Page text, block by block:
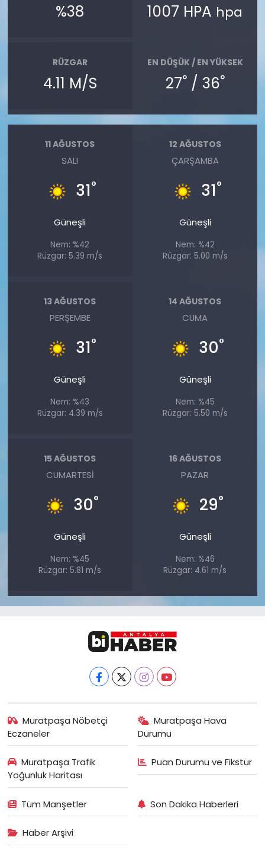
%38 1007 HPA hpa
RÜZGAR
4.11 M/S
EN DÜŞÜK / EN YÜKSEK
27°/ 36°
11 AĞUSTOS
SALI
31°
Güneşli
Nem: %42
Rüzgar: 5.39 m/s
12 AĞUSTOS
ÇARŞAMBA
31°
Güneşli
Nem: %42
Rüzgar: 5.00 m/s
13 AĞUSTOS
PERŞEMBE
31°
Güneşli
Nem: %43
Rüzgar: 4.39 m/s
14 AĞUSTOS
CUMA
30°
Güneşli
Nem: %45
Rüzgar: 5.50 m/s
15 AĞUSTOS
CUMARTESI
30°
Güneşli
Nem: %45
Rüzgar: 5.81 m/s
16 AĞUSTOS
PAZAR
29°
Güneşli
Nem: %46
Rüzgar: 4.61 m/s
Muratpaşa Nöbetçi
Eczaneler
Muratpaşa Hava
Durumu
Muratpaşa Trafik
Yoğunluk Haritası
Puan Durumu ve Fikstür
Tüm Manşetler Son Dakika Haberleri
Haber Arşivi